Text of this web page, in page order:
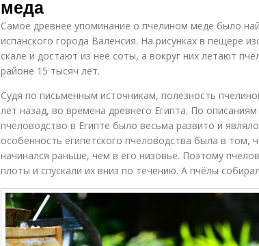
меда
Самое древнее упоминание о пчелином меде было
испанского города Валенсия. На рисунках в пещере
скале и достают из неё соты, а вокруг них летают
районе 15 тысяч лет.
Судя по письменным источникам, полезность
лет назад, во времена древнего Египта. По описаниям
пчеловодство в Египте было весьма развито и
особенность египетского пчеловодства была в том,
начинался раньше, чем в его низовье. Поэтому
плоты и спускали их вниз по течению. А пчёлы